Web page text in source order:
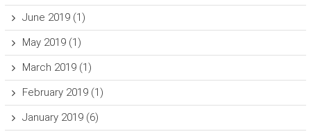
June 2019(1)
May 2019(1)
March 2019(1)
February 2019(1)
January 2019(6)